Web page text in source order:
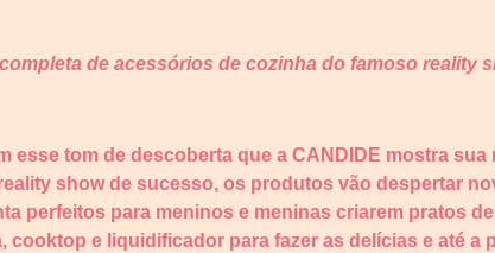
de acessórios de cozinha do famoso reality
esse tom de descoberta que a CANDIDE mostra sua
show de sucesso, os produtos vão despertar
perfeitos para meninos e meninas criarem pratos
cooktop e liquidificador para fazer as delícias e até a